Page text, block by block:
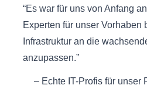
Es war für uns von Anfang
Experten für unser Vorhaben
Infrastruktur an die
anzupassen.
Echte IT-Profis für unser